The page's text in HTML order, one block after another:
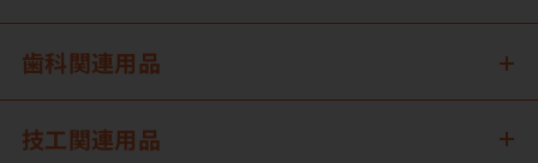
歯科関連用品
技工関連用品